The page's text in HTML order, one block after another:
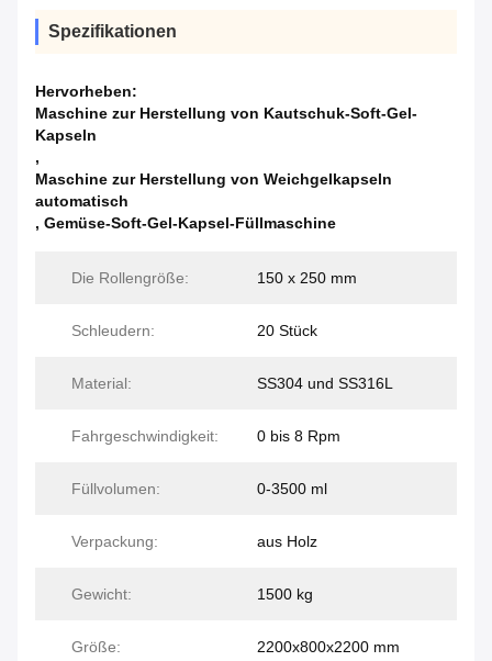
Spezifikationen
Hervorheben:
Maschine zur Herstellung von Kautschuk-Soft-Gel-
Kapseln
,
Maschine zur Herstellung von Weichgelkapseln
automatisch
, Gemüse-Soft-Gel-Kapsel-Füllmaschine
Die Rollengröße: 150 x 250 mm
Schleudern: 20 Stück
Material: SS304 und SS316L
Fahrgeschwindigkeit: 0 bis 8 Rpm
Füllvolumen: 0-3500 ml
Verpackung: aus Holz
Gewicht: 1500 kg
Größe: 2200x800x2200 mm